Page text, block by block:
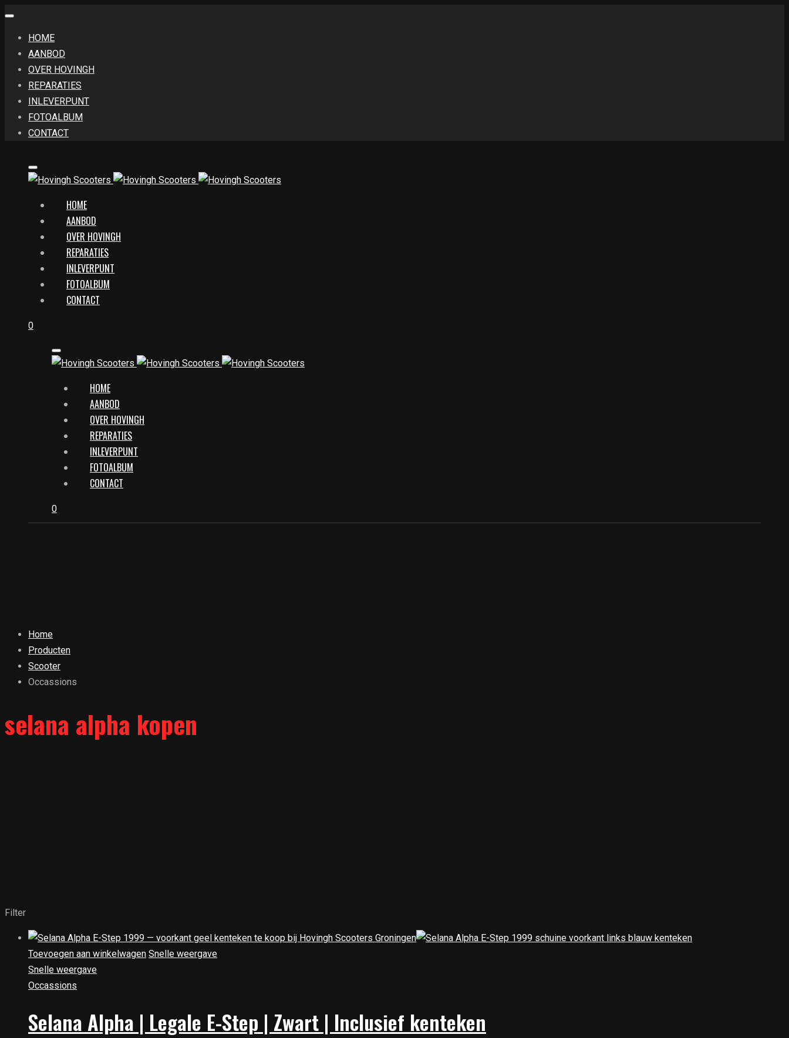
HOME
AANBOD
OVER HOVINGH
REPARATIES
INLEVERPUNT
FOTOALBUM
CONTACT
HOME
AANBOD
OVER HOVINGH
REPARATIES
INLEVERPUNT
FOTOALBUM
CONTACT
0
HOME
AANBOD
OVER HOVINGH
REPARATIES
INLEVERPUNT
FOTOALBUM
CONTACT
0
Home
Producten
Scooter
Occassions
selana alpha kopen
Filter
Toevoegen aan winkelwagen Snelle weergave
Snelle weergave
Occassions
Selana Alpha | Legale E-Step | Zwart | Inclusief kenteken